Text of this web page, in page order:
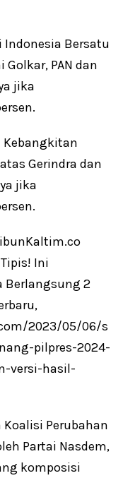
Indonesia Bersatu
PAN dan
jika
Kebangkitan
Gerindra dan
jika
Ini
Berlangsung 2
2023/05/06/s
pilpres-2024-
versi-hasil-
Perubahan
Partai Nasdem,
komposisi